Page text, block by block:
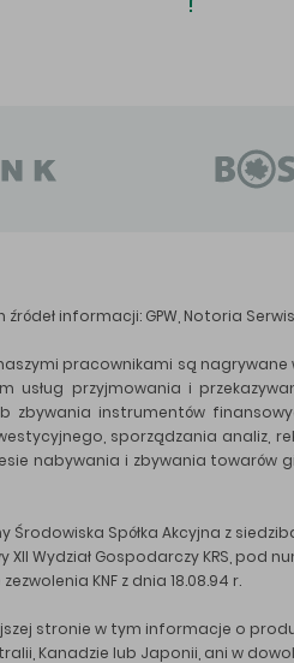
informacji: GPW, Notoria
pracownikami są
usług przyjmowania i
zbywania instrumentów
sporządzania analiz,
nabywania i zbywania towarów
Środowiska Spółka Akcyjna z
XII Wydział Gospodarczy KRS, pod
KNF z dnia 18.08.94 r.
stronie w tym informacje o
Kanadzie lub Japonii, ani w